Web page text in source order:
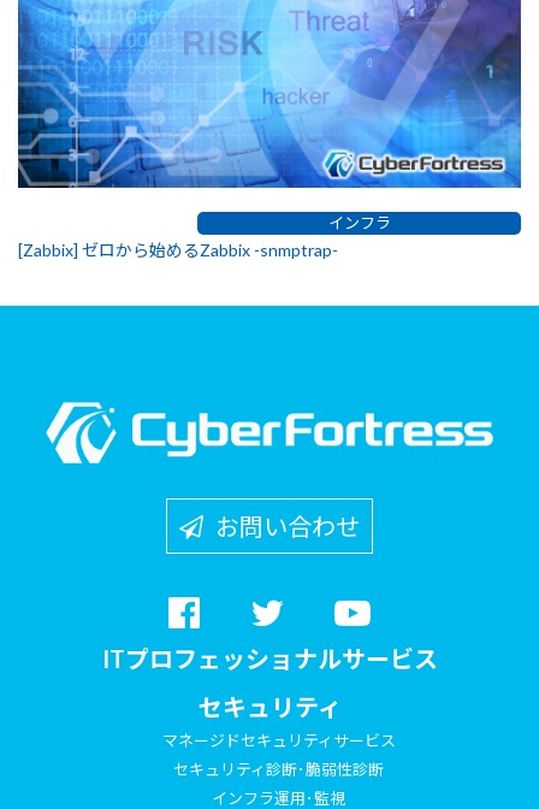
インフラ
[Zabbix] ゼロから始めるZabbix -snmptrap-
お問い合わせ
ITプロフェッショナルサービス
セキュリティ
マネージドセキュリティサービス
セキュリティ診断･脆弱性診断
インフラ運用･監視